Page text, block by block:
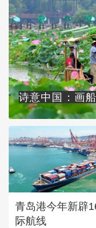
诗意中国：画
青岛港今年新辟
际航线